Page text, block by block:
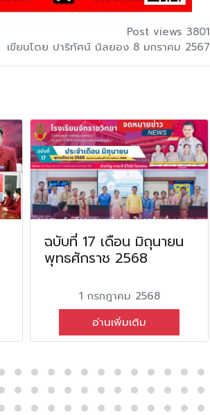
Post views 3801
เขียนโดย ปาริทัศน์ นิลยอง 8 มกราคม 2567
ฉบับที่ 17 เดือน มิถุนายน
พุทธศักราช 2568
1 กรกฎาคม 2568
อ่านเพิ่มเติม